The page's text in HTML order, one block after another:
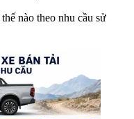
nào theo nhu cầu sử